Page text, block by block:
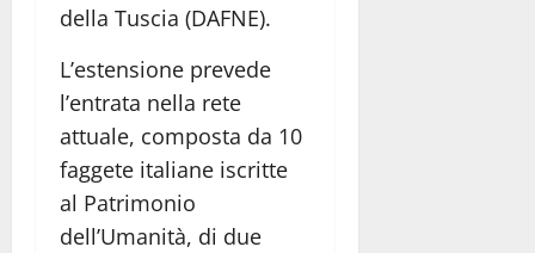
della Tuscia (DAFNE).
L’estensione prevede
l’entrata nella rete
attuale, composta da 10
faggete italiane iscritte
al Patrimonio
dell’Umanità, di due